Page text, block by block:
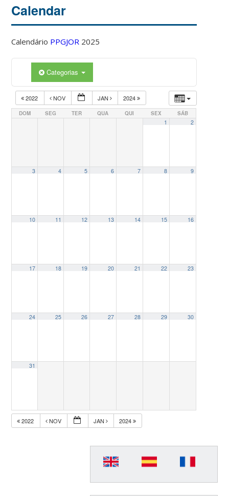
Calendar
Calendário PPGJOR 2025
Categorias
2022 NOV JAN 2024
DOM SEG TER QUA QUI SEX SÁB
1 2
3 4 5 6 7 8 9
10 11 12 13 14 15 16
17 18 19 20 21 22 23
24 25 26 27 28 29 30
31
2022 NOV JAN 2024